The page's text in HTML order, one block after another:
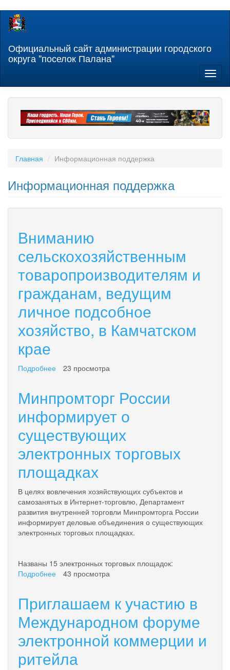
Перейти
содержанию
Официальный сайт администрации городского
округа "поселок Палана"
Главная Информационная поддержка
Информационная поддержка
Вниманию
сельскохозяйственным
товаропроизводителям и
гражданам, ведущим
личное подсобное
хозяйство, в Камчатском
крае
Подробнее
товаропроизводителям
и
гражданам,
личное
подсобное
хозяйство,
в
Камчатском
крае
23 просмотра
Минпромторг России
информирует о
существующих
электронных торговых
площадках
В целях вовлечения хозяйствующих субъектов и
самозанятых в Интернет-торговлю, Департамент
развития внутренней торговли Минпромторга России
информирует деловые объединения о существующих
электронных торговых площадках.
Названы 15 электронных торговых площадок:
Подробнее
информирует
существующих
торговых
площадках
43 просмотра
Приглашаем к участию в
Международном форуме
электронной коммерции и
ритейла